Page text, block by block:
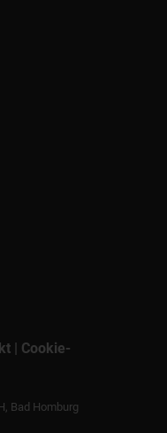
| Cookie-
Bad Homburg